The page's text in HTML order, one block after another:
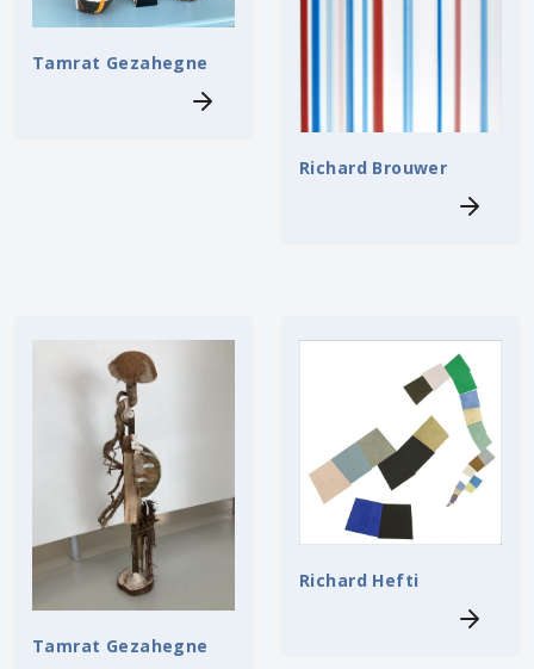
Tamrat Gezahegne
Richard Brouwer
Tamrat Gezahegne
Richard Hefti